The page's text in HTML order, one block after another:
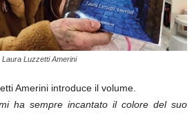
Laura Luzzetti Amerini
Amerini introduce il volume.
ha sempre incantato il colore del suo